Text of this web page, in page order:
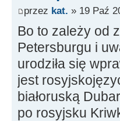
przez kat. » 19 Paź
Bo to zależy od
Petersburgu i
urodziła się
jest
białoruską
po rosyjsku